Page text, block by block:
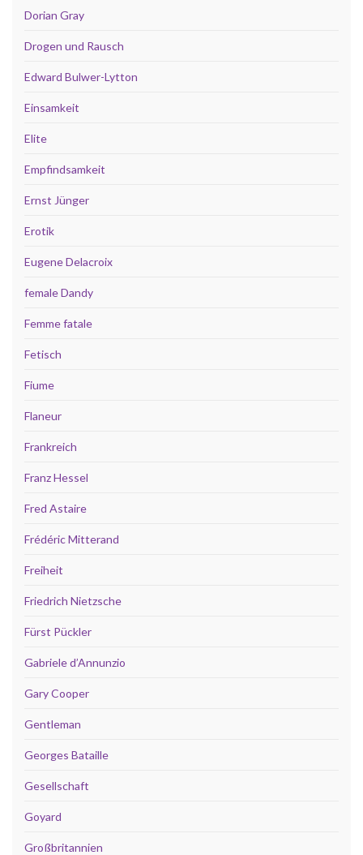
Dorian Gray
Drogen und Rausch
Edward Bulwer-Lytton
Einsamkeit
Elite
Empfindsamkeit
Ernst Jünger
Erotik
Eugene Delacroix
female Dandy
Femme fatale
Fetisch
Fiume
Flaneur
Frankreich
Franz Hessel
Fred Astaire
Frédéric Mitterand
Freiheit
Friedrich Nietzsche
Fürst Pückler
Gabriele d’Annunzio
Gary Cooper
Gentleman
Georges Bataille
Gesellschaft
Goyard
Großbritannien